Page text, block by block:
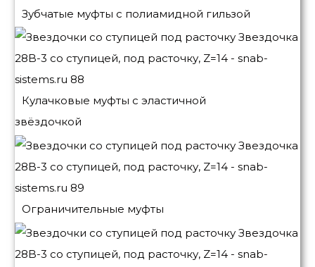
Зубчатые муфты с полиамидной гильзой
Кулачковые муфты с эластичной
звёздочкой
Ограничительные муфты